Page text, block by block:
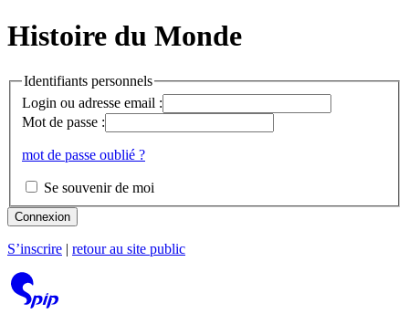
Histoire du Monde
Identifiants personnels
Login ou adresse email :
Mot de passe :
mot de passe oublié ?
Se souvenir de moi
Connexion
S’inscrire retour au site public